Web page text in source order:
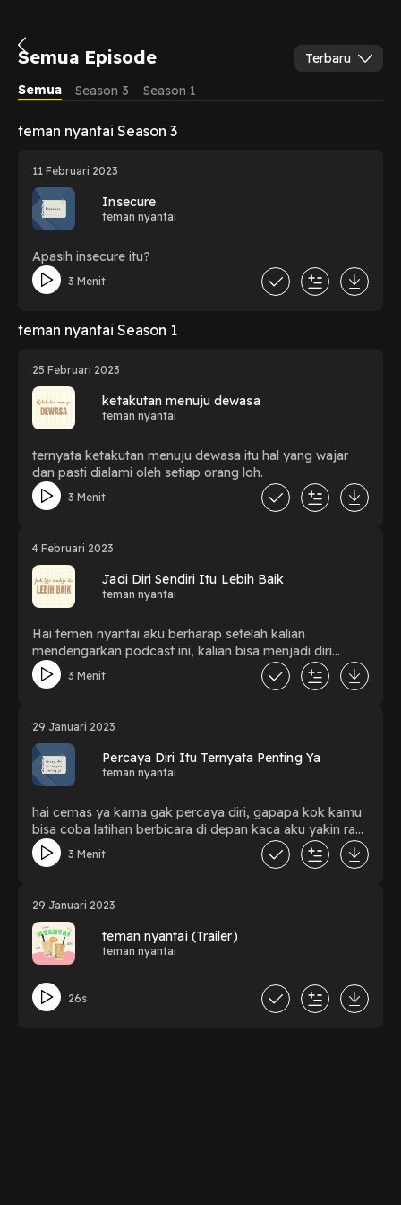
Semua Episode
Terbaru
Semua
Season 3 Season 1
teman nyantai Season 3
11 Februari 2023
Insecure
teman nyantai
Apasih insecure itu?
3 Menit
teman nyantai Season 1
25 Februari 2023
ketakutan menuju dewasa
teman nyantai
ternyata ketakutan menuju dewasa itu hal yang wajar
dan pasti dialami oleh setiap orang loh.
3 Menit
4 Februari 2023
Jadi Diri Sendiri Itu Lebih Baik
teman nyantai
Hai temen nyantai aku berharap setelah kalian
mendengarkan podcast ini, kalian bisa menjadi diri
sendiri dan menghiraukan omongan yang kurang baik
untuk diri kita.
3 Menit
29 Januari 2023
Percaya Diri Itu Ternyata Penting Ya
teman nyantai
hai cemas ya karna gak percaya diri, gapapa kok kamu
bisa coba latihan berbicara di depan kaca aku yakin rasa
percaya diri kamu mulai meningkat dan jangan ragu
untuk mencobanya ya semangatt
3 Menit
29 Januari 2023
teman nyantai (Trailer)
teman nyantai
26s